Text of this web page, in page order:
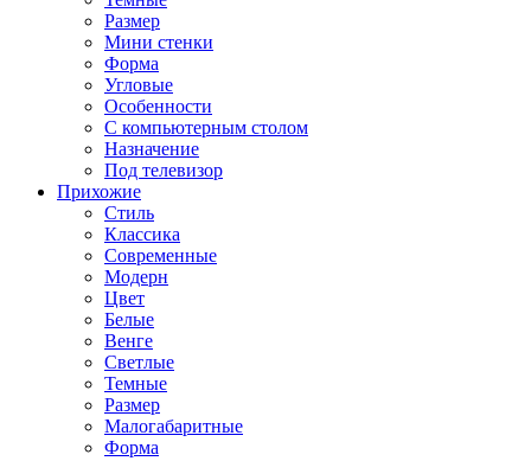
Размер
Мини стенки
Форма
Угловые
Особенности
С компьютерным столом
Назначение
Под телевизор
Прихожие
Стиль
Классика
Современные
Модерн
Цвет
Белые
Венге
Светлые
Темные
Размер
Малогабаритные
Форма